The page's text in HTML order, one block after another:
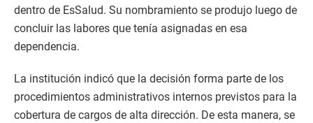
dentro de EsSalud. Su nombramiento se produjo luego de
concluir las labores que tenía asignadas en esa
dependencia.
La institución indicó que la decisión forma parte de los
procedimientos administrativos internos previstos para la
cobertura de cargos de alta dirección. De esta manera, se